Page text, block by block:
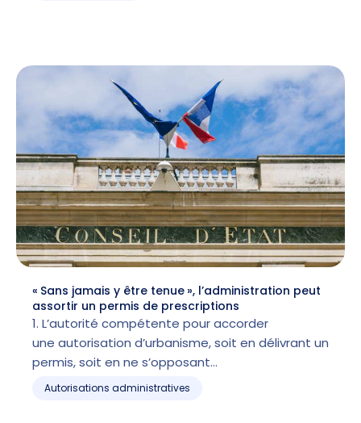
« Sans jamais y être tenue », l’administration peut
assortir un permis de prescriptions
1. L’autorité compétente pour accorder
une autorisation d’urbanisme, soit en délivrant un
permis, soit en ne s’opposant…
Autorisations administratives